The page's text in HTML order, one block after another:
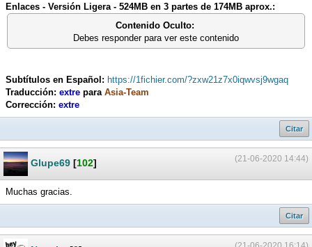
Enlaces - Versión Ligera - 524MB en 3 partes de 174MB aprox.:
Contenido Oculto:
Debes responder para ver este contenido
Subtítulos en Español: https://1fichier.com/?zxw21z7x0iqwvsj9wgaq
Traducción: extre para Asia-Team
Corrección: extre
Citar
(21-06-2020 14:44)
Glupe69 [102]
Muchas gracias.
Citar